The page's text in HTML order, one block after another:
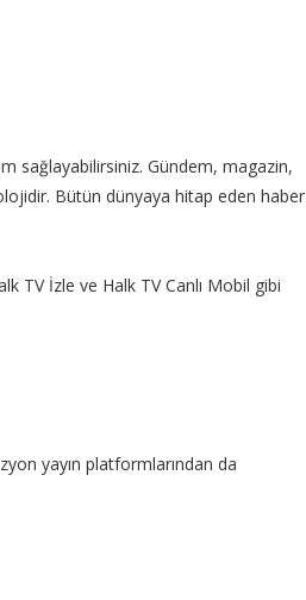
sağlayabilirsiniz. Gündem, magazin,
Bütün dünyaya hitap eden haber
TV İzle ve Halk TV Canlı Mobil gibi
yayın platformlarından da